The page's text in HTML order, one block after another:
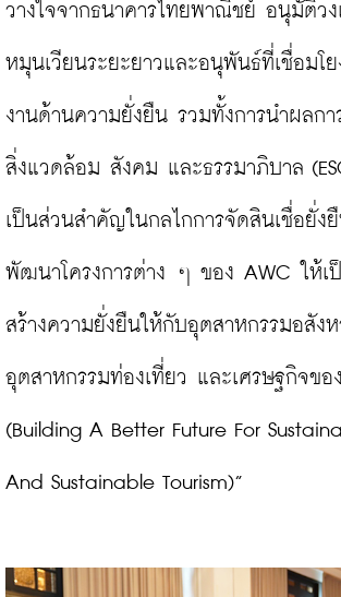
วางใจจากธนาคารไทยพาณิชย์ อนุมัติวง
หมุนเวียนระยะยาวและอนุพันธ์ที่เชื่อมโย
งานด้านความยั่งยืน รวมทั้งการนำผลกา
สิ่งแวดล้อม สังคม และธรรมาภิบาล
เป็นส่วนสำคัญในกลไกการจัดสินเชื่อยั่ง
พัฒนาโครงการต่าง ๆ ของ AWC ให้เ
สร้างความยั่งยืนให้กับอุตสาหกรรมอสัง
อุตสาหกรรมท่องเที่ยว และเศรษฐกิจขอ
(Building A Better Future For
And Sustainable Tourism)”